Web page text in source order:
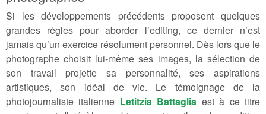
Si les développements précédents proposent quelques
grandes règles pour aborder l’editing, ce dernier n’est
jamais qu’un exercice résolument personnel. Dès lors que le
photographe choisit lui-même ses images, la sélection de
son travail projette sa personnalité, ses aspirations
artistiques, son idéal de vie. Le témoignage de la
photojournaliste italienne Letitzia Battaglia est à ce titre